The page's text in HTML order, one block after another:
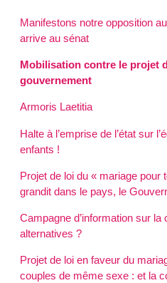
Manifestons notre opposition
arrive au sénat
Mobilisation contre le projet
gouvernement
Armoris Laetitia
Halte à l’emprise de l’état sur
enfants !
Projet de loi du « mariage pour
grandit dans le pays, le
Campagne d’information sur la
alternatives ?
Projet de loi en faveur du
couples de même sexe : et la